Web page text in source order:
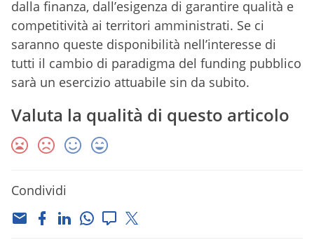
dalla finanza, dall’esigenza di garantire qualità e
competitività ai territori amministrati. Se ci
saranno queste disponibilità nell’interesse di
tutti il cambio di paradigma del funding pubblico
sarà un esercizio attuabile sin da subito.
Valuta la qualità di questo articolo
Condividi